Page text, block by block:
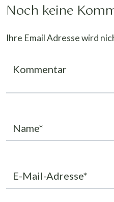
Noch keine
Ihre Email Adresse wird
Kommentar
Name*
E-Mail-Adresse*